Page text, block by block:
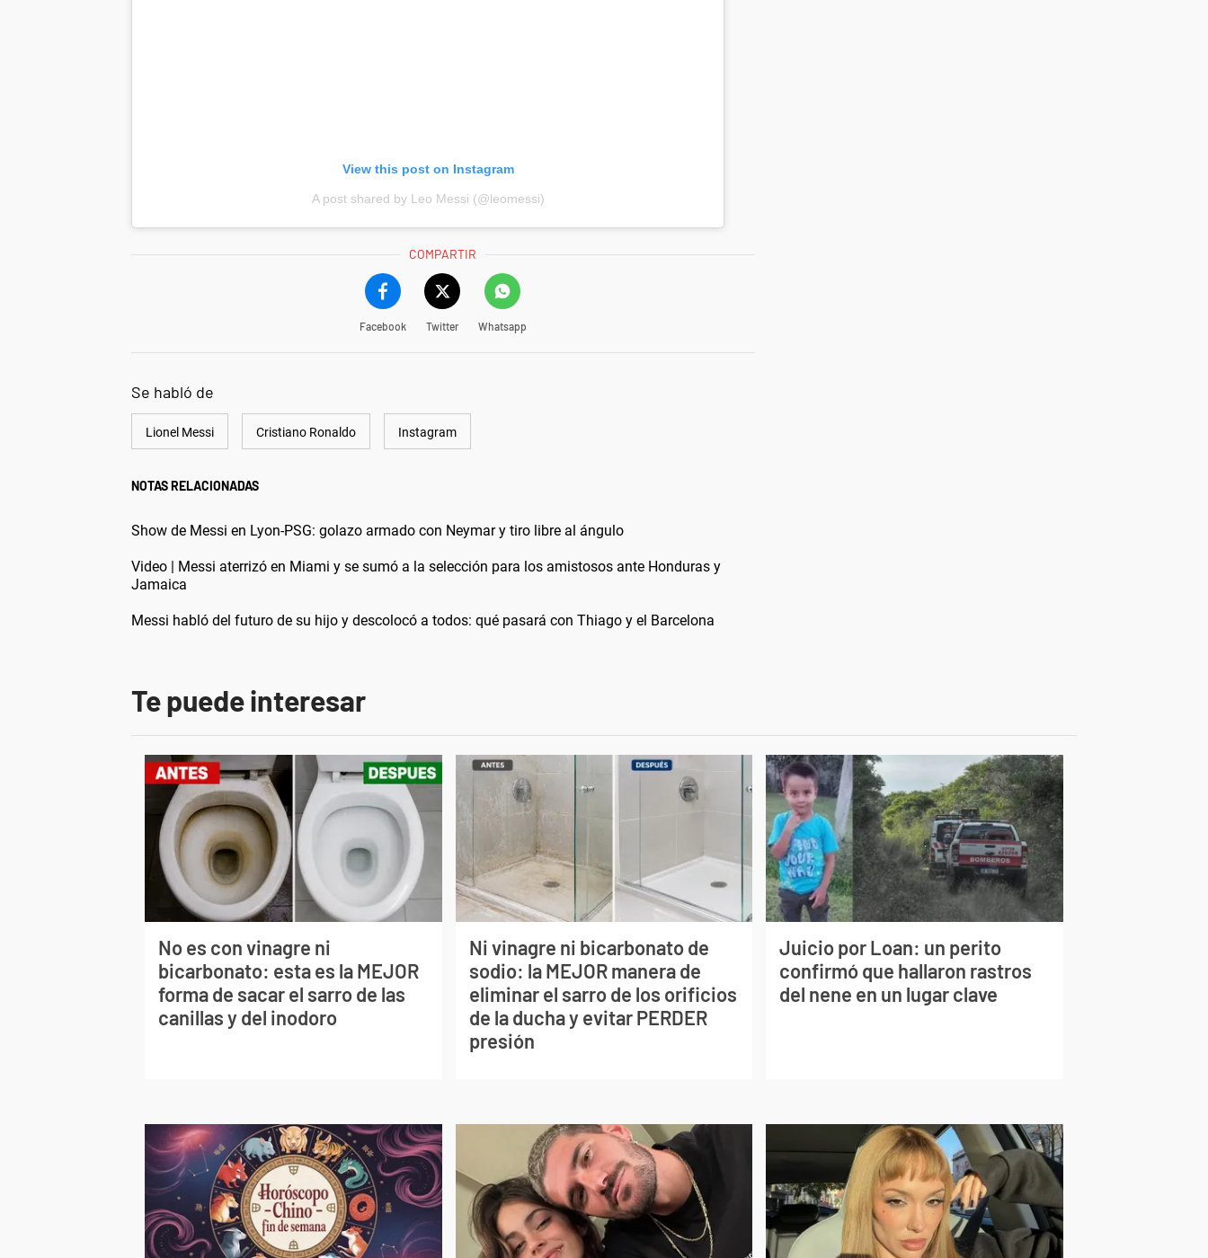
View this post on Instagram
A post shared by Leo Messi (@leomessi)
COMPARTIR
Facebook Twitter Whatsapp
Se habló de
Lionel Messi Cristiano Ronaldo Instagram
NOTAS RELACIONADAS
Show de Messi en Lyon-PSG: golazo armado con Neymar y tiro libre al ángulo
Video | Messi aterrizó en Miami y se sumó a la selección para los amistosos ante Honduras y
Jamaica
Messi habló del futuro de su hijo y descolocó a todos: qué pasará con Thiago y el Barcelona
Te puede interesar
No es con vinagre ni
bicarbonato: esta es la MEJOR
forma de sacar el sarro de las
canillas y del inodoro
Ni vinagre ni bicarbonato de
sodio: la MEJOR manera de
eliminar el sarro de los orificios
de la ducha y evitar PERDER
presión
Juicio por Loan: un perito
confirmó que hallaron rastros
del nene en un lugar clave